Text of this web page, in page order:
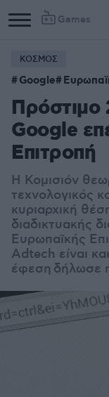
Games
ΚΟΣΜΟΣ
Google
Πρόστιμο
Google
Επιτροπή
Η Κομισιόν
τεχνολογικός
κυριαρχική
διαδικτυακής
Ευρωπαϊκής
Adtech είναι
έφεση δήλωσε